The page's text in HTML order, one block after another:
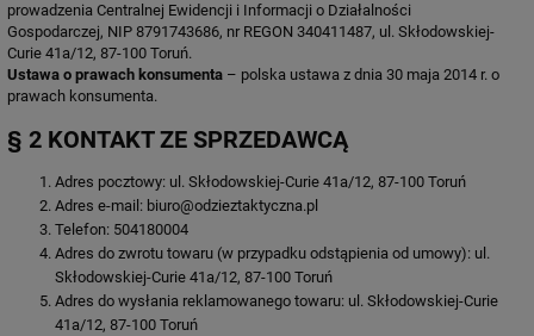
prowadzenia Centralnej Ewidencji i Informacji o Działalności
Gospodarczej, NIP 8791743686, nr REGON 340411487, ul. Skłodowskiej-
Curie 41a/12, 87-100 Toruń.
Ustawa o prawach konsumenta – polska ustawa z dnia 30 maja 2014 r. o
prawach konsumenta.
§ 2 KONTAKT ZE SPRZEDAWCĄ
Adres pocztowy: ul. Skłodowskiej-Curie 41a/12, 87-100 Toruń
Adres e-mail: biuro@odzieztaktyczna.pl
Telefon: 504180004
Adres do zwrotu towaru (w przypadku odstąpienia od umowy): ul.
Skłodowskiej-Curie 41a/12, 87-100 Toruń
Adres do wysłania reklamowanego towaru: ul. Skłodowskiej-Curie
41a/12, 87-100 Toruń